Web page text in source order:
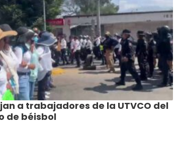
a trabajadores de la UTVCO del
de béisbol